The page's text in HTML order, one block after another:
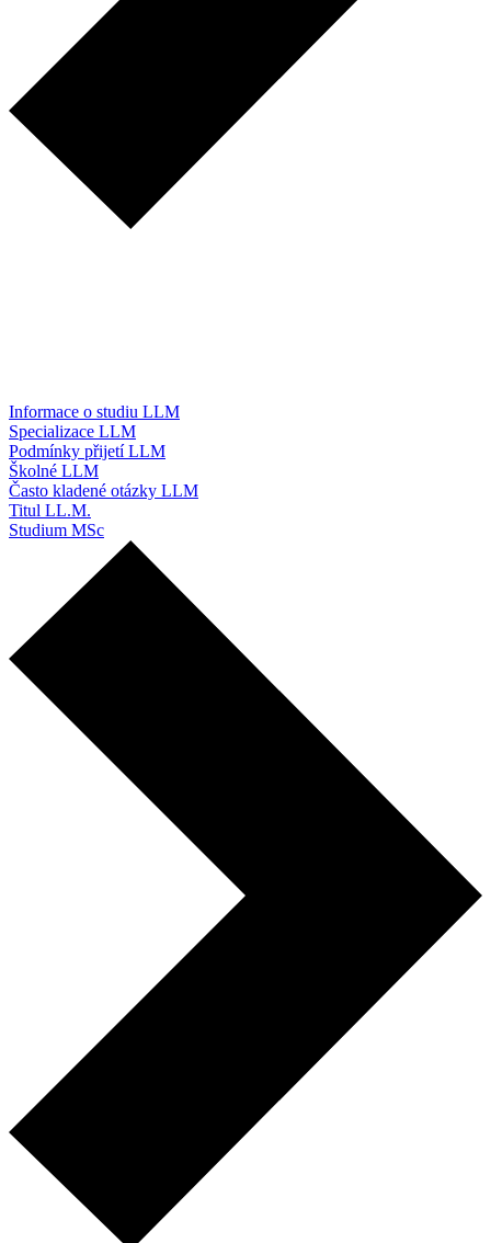
Informace o studiu LLM
Specializace LLM
Podmínky přijetí LLM
Školné LLM
Často kladené otázky LLM
Titul LL.M.
Studium MSc